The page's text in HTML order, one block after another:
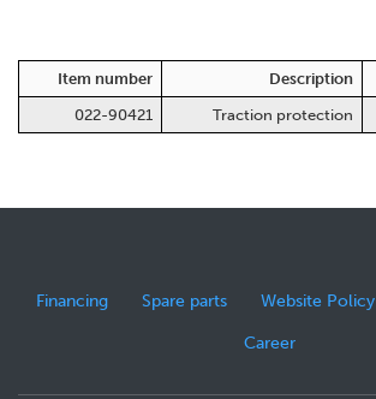
Item number Description
022-90421
Traction protection
Financing Spare parts Website Policy
Career